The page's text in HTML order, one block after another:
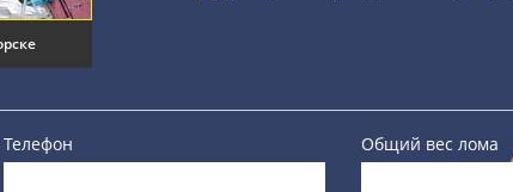
Телефон Общий вес лома